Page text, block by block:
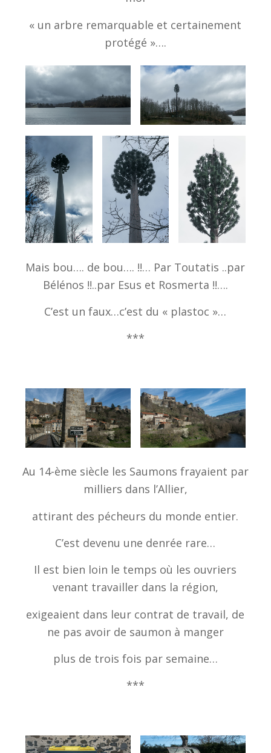
« un arbre remarquable et certainement
protégé »….
Mais bou…. de bou…. !!… Par Toutatis ..par
Bélénos !!..par Esus et Rosmerta !!….
C’est un faux…c’est du « plastoc »…
***
Au 14-ème siècle les Saumons frayaient par
milliers dans l’Allier,
attirant des pécheurs du monde entier.
C’est devenu une denrée rare…
Il est bien loin le temps où les ouvriers
venant travailler dans la région,
exigeaient dans leur contrat de travail, de
ne pas avoir de saumon à manger
plus de trois fois par semaine…
***